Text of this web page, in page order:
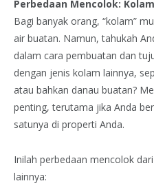
Perbedaan Mencolok:
Bagi banyak orang, “kolam”
air buatan. Namun, tahukah
dalam cara pembuatan dan
dengan jenis kolam lainnya,
atau bahkan danau buatan?
penting, terutama jika Anda
satunya di properti Anda.
Inilah perbedaan mencolok
lainnya: